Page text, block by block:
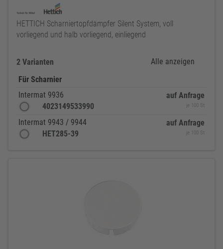
HETTICH Scharniertopfdämpfer Silent System, voll
vorliegend und halb vorliegend, einliegend
2 Varianten
Alle anzeigen
Für Scharnier
Intermat 9936
4023149533990
auf Anfrage
je 100 St
Intermat 9943 / 9944
HET285-39
auf Anfrage
je 100 St